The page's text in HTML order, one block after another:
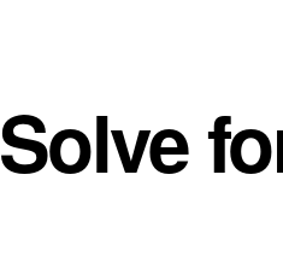
Solve